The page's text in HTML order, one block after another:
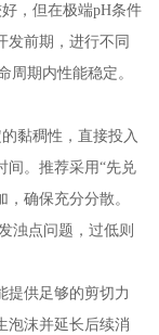
，但在极端pH条件
发前期，进行不同
周期内性能稳定。
黏稠性，直接投入
间。推荐采用“先兑
确保充分分散。
浊点问题，过低则
提供足够的剪切力
泡沫并延长后续消